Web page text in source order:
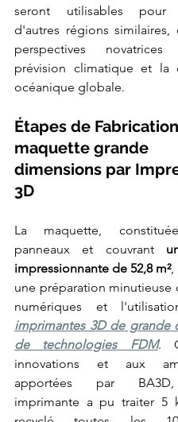
seront utilisables pour
d'autres régions similaires,
perspectives
prévision climatique et la
océanique globale.
Étapes de
maquette grande
dimensions par
3D
La maquette,
panneaux et couvrant
impressionnante de 52,8 m²,
une préparation minutieuse
numériques et
imprimantes 3D de grande
de technologies FDM.
innovations et aux
apportées par
imprimante a pu traiter 5